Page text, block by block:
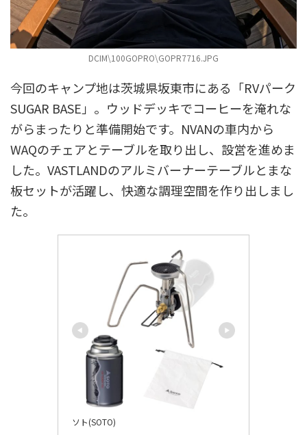
DCIM\100GOPRO\GOPR7716.JPG
今回のキャンプ地は茨城県坂東市にある「RVパーク
SUGAR BASE」。ウッドデッキでコーヒーを淹れな
がらまったりと準備開始です。NVANの車内から
WAQのチェアとテーブルを取り出し、設営を進めま
した。VASTLANDのアルミバーナーテーブルとまな
板セットが活躍し、快適な調理空間を作り出しまし
た。
ソト(SOTO)